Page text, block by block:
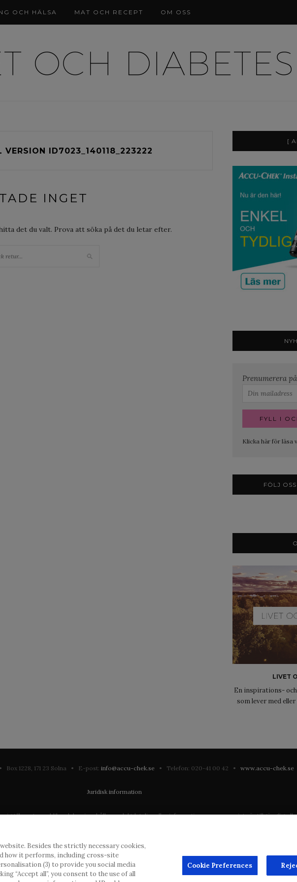
OCH HÄLSA MAT OCH RECEPT OM OSS
VERSION ID7023_140118_223222
INGET
det du valt. Prova att söka på det du letar efter.
[
Prenumerera
Klicka här för läsa
FÖLJ
LIVET
En inspirations-
som lever med
Box 1228, 171 23 Solna • E-post: info@accu-chek.se • Telefon: 020-41 00 42 • www.accu-chek.se
Juridisk information
till en stor publik och kan innehålla produktdetaljer eller information som annars inte är tillgänglig
som eventuellt inte uppfyller någon gällande rättslig process, förordning, registrering eller
inlägg, men kommer att ta bort vilseledande eller olämpliga inlägg i möjligaste mån. Vi har inget
från denna webbplats för användning någon annanstans är inte tillåtet utan överenskommelse.
annonsörer, och sådant innehåll är märkt.
Besides the strictly necessary cookies,
how it performs, including cross-site
(3) to provide you social media
“Accept all”, you consent to the use of all
Cookie Preferences